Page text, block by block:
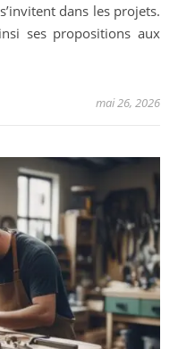
dans les projets.
ses propositions aux
mai 26, 2026